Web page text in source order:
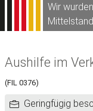
Wir
Aushilfe im
(FIL 0376)
Arbeitszeit:
Geringfügig